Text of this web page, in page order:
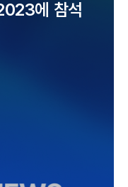
에 참석